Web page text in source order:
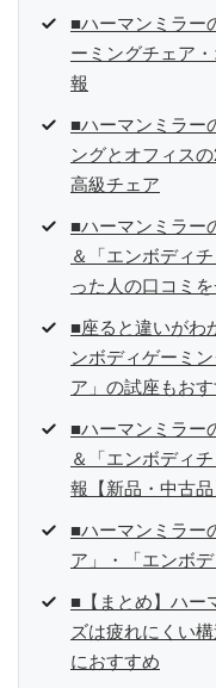
■ハーマンミラー
ーミングチェア
報
■ハーマンミラー
ングとオフィス
高級チェア
■ハーマンミラー
＆「エンボディ
った人の口コミ
■座ると違いがわ
ンボディゲーミ
ア」の試座もお
■ハーマンミラー
＆「エンボディ
報【新品・中古品
■ハーマンミラー
ア」・「エンボ
■【まとめ】ハー
ズは疲れにくい
におすすめ